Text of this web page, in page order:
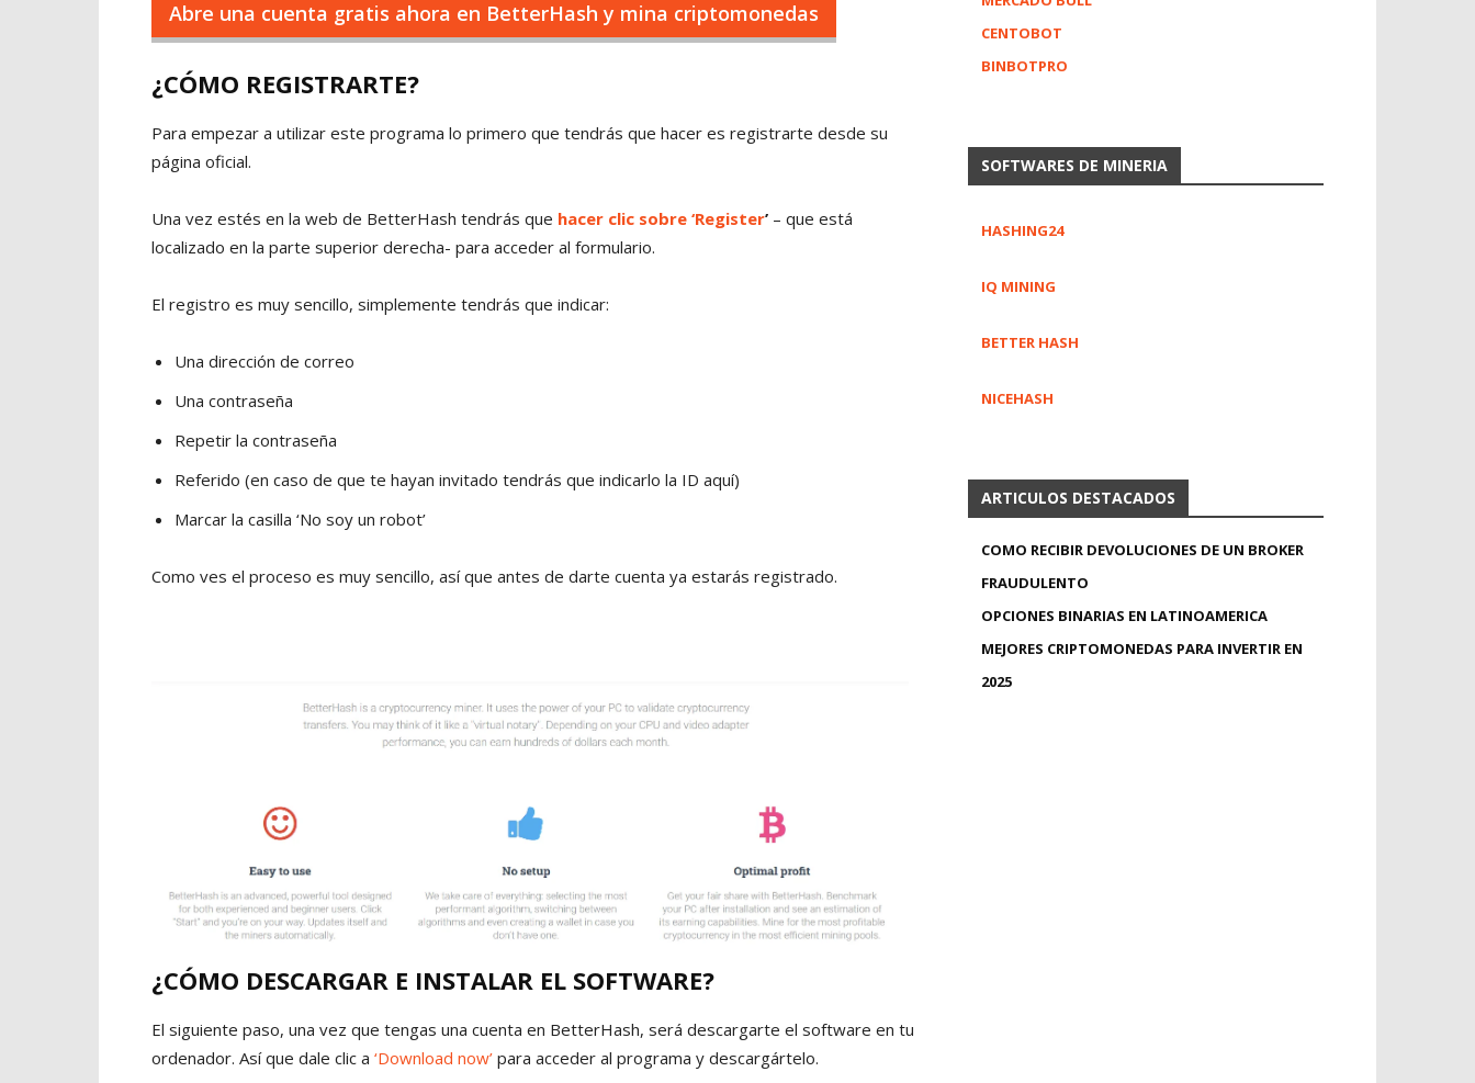
Abre una cuenta gratis ahora en BetterHash y mina criptomonedas
¿CÓMO REGISTRARTE?
Para empezar a utilizar este programa lo primero que tendrás que hacer es registrarte desde su
página oficial.
Una vez estés en la web de BetterHash tendrás que hacer clic sobre ‘Register’ – que está
localizado en la parte superior derecha- para acceder al formulario.
El registro es muy sencillo, simplemente tendrás que indicar:
Una dirección de correo
Una contraseña
Repetir la contraseña
Referido (en caso de que te hayan invitado tendrás que indicarlo la ID aquí)
Marcar la casilla ‘No soy un robot’
Como ves el proceso es muy sencillo, así que antes de darte cuenta ya estarás registrado.
¿CÓMO DESCARGAR E INSTALAR EL SOFTWARE?
El siguiente paso, una vez que tengas una cuenta en BetterHash, será descargarte el software en tu
ordenador. Así que dale clic a ‘Download now’ para acceder al programa y descargártelo.
CENTOBOT
BINBOTPRO
SOFTWARES DE MINERIA
HASHING24
IQ MINING
BETTER HASH
NICEHASH
ARTICULOS DESTACADOS
COMO RECIBIR DEVOLUCIONES DE UN BROKER
FRAUDULENTO
OPCIONES BINARIAS EN LATINOAMERICA
MEJORES CRIPTOMONEDAS PARA INVERTIR EN
2025